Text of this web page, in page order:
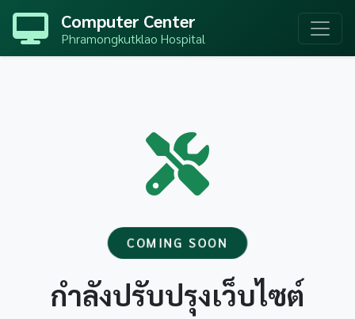
Computer Center
Phramongkutklao Hospital
COMING SOON
กำลังปรับปรุงเว็บไซต์